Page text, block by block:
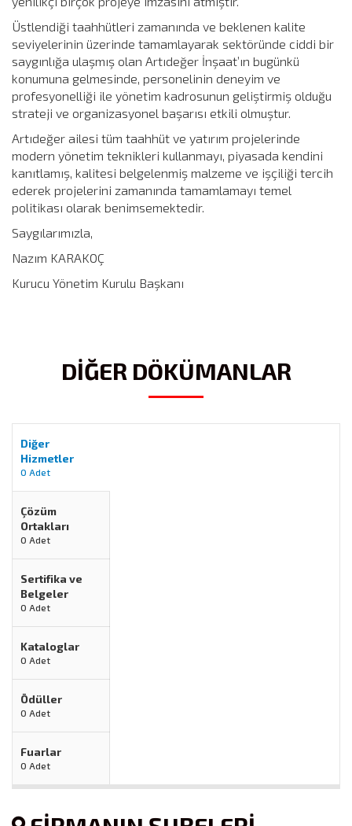
Üstlendiği taahhütleri zamanında ve beklenen kalite
seviyelerinin üzerinde tamamlayarak sektöründe ciddi bir
saygınlığa ulaşmış olan Artıdeğer İnşaat’ın bugünkü
konumuna gelmesinde, personelinin deneyim ve
profesyonelliği ile yönetim kadrosunun geliştirmiş olduğu
strateji ve organizasyonel başarısı etkili olmuştur.
Artıdeğer ailesi tüm taahhüt ve yatırım projelerinde
modern yönetim teknikleri kullanmayı, piyasada kendini
kanıtlamış, kalitesi belgelenmiş malzeme ve işçiliği tercih
ederek projelerini zamanında tamamlamayı temel
politikası olarak benimsemektedir.
Saygılarımızla,
Nazım KARAKOÇ
Kurucu Yönetim Kurulu Başkanı
DİĞER DÖKÜMANLAR
Diğer
Hizmetler
0 Adet
Çözüm
Ortakları
0 Adet
Sertifika ve
Belgeler
0 Adet
Kataloglar
0 Adet
Ödüller
0 Adet
Fuarlar
0 Adet